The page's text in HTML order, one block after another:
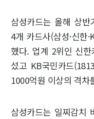
삼성카드는 올해 상
4개 카드사(삼성·신한
했다. 업계 2위인 신
섰고 KB국민카드
1000억원 이상의 격차
삼성카드는 일찌감치